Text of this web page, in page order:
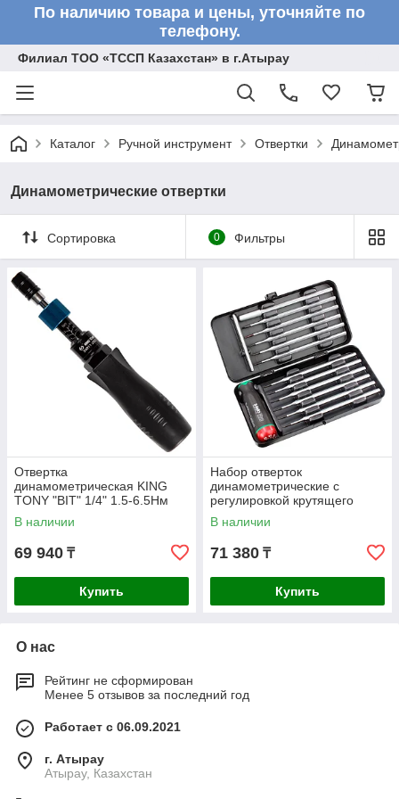
По наличию товара и цены, уточняйте по
телефону.
Филиал ТОО «ТССП Казахстан» в г.Атырау
Каталог Ручной инструмент Отвертки
Динамометрические отвертки
Сортировка 0 Фильтры
Отвертка
динамометрическая KING
TONY "BIT" 1/4" 1.5-6.5Нм
34011-2DG
В наличии
69 940 ₸
Купить
Набор отверток
динамометрические c
регулировкой крутящего
момента Felo 0.6-1.5Н·м
12шт. 10099616
В наличии
71 380 ₸
Купить
О нас
Рейтинг не сформирован
Менее 5 отзывов за последний год
Работает с 06.09.2021
г. Атырау
Атырау, Казахстан